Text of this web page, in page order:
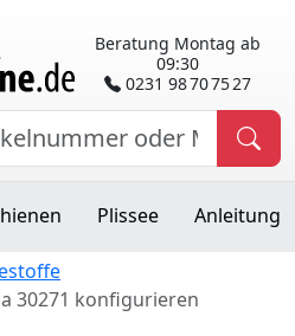
Beratung Montag ab
09:30
0231 98 70 75 27
Plissee Anleitung
30271 konfigurieren